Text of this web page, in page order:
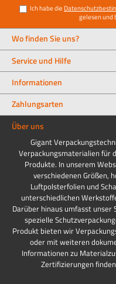
Ich habe die
gelesen und
Wo finden Sie uns?
Service und Hilfe
Informationen
Zahlungsarten
Über uns
Gigant
Verpackungsmaterialien für
Produkte. In unserem
verschiedenen Größen,
Luftpolsterfolien und
unterschiedlichen
Darüber hinaus umfasst
spezielle
Produkt bieten wir
oder mit weiteren
Informationen zu
Zertifizierungen